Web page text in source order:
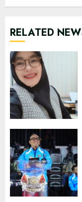
RELATED